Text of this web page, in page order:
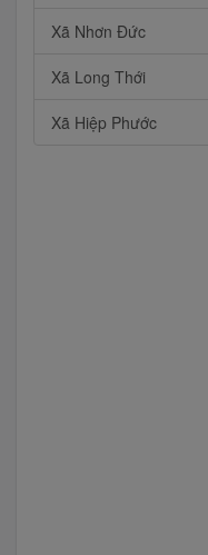
Xã Nhơn Đức
Xã Long Thới
Xã Hiệp Phước